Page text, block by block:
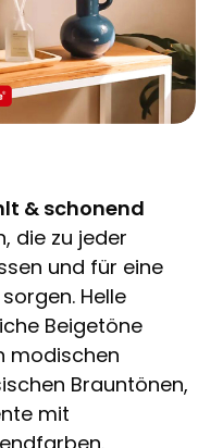
& schonend
die zu jeder
und für eine
Helle
Beigetöne
modischen
Brauntönen,
mit